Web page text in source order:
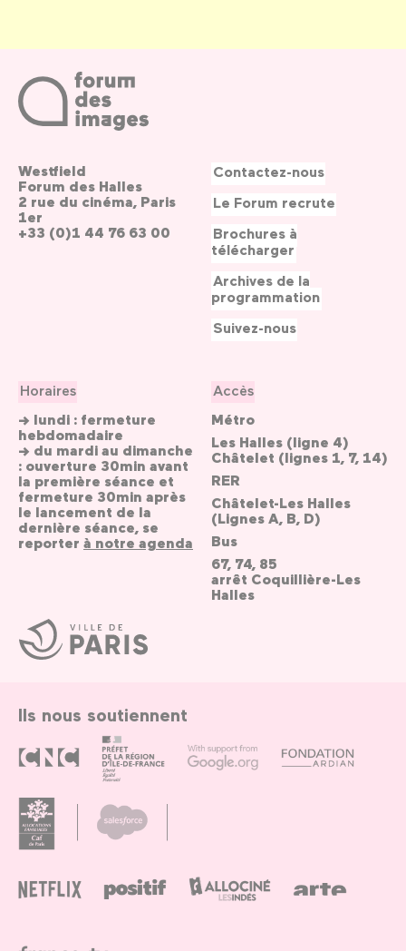
Ville
de
Paris
Westfield
Forum des Halles
2 rue du cinéma, Paris
1er
+33 (0)1 44 76 63 00
Horaires
→ lundi : fermeture
hebdomadaire
→ du mardi au dimanche
: ouverture 30min avant
la première séance et
fermeture 30min après
le lancement de la
dernière séance, se
reporter à notre agenda
Accès
Métro
Les Halles (ligne 4)
Châtelet (lignes 1, 7, 14)
RER
Châtelet-Les Halles
(Lignes A, B, D)
Bus
67, 74, 85
arrêt Coquillière-Les
Halles
Contactez-nous
Le Forum recrute
Brochures à
télécharger
Archives de la
programmation
Suivez-nous
Ils nous soutiennent